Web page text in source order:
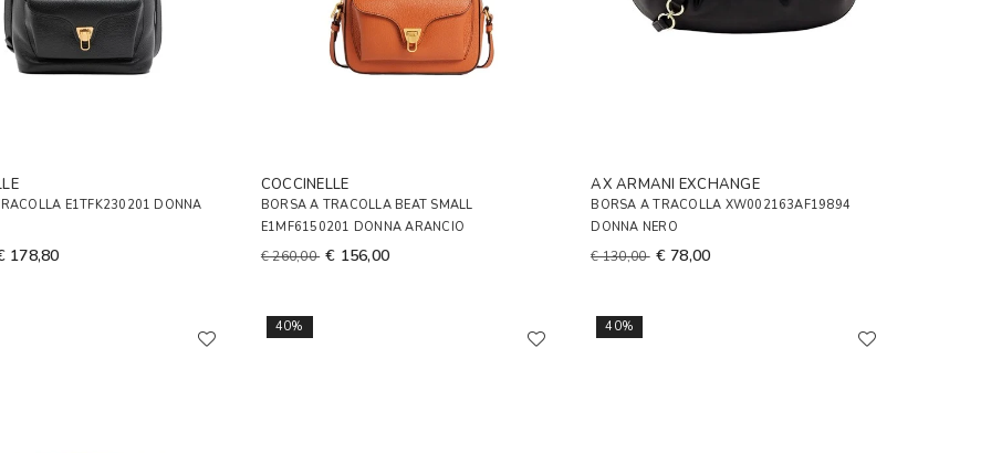
E1TFK230201 DONNA
178,80
COCCINELLE
BORSA A TRACOLLA BEAT SMALL
E1MF6150201 DONNA ARANCIO
€ 260,00 € 156,00
AX ARMANI EXCHANGE
BORSA A TRACOLLA XW002163AF19894
DONNA NERO
€ 130,00 € 78,00
40% 40%